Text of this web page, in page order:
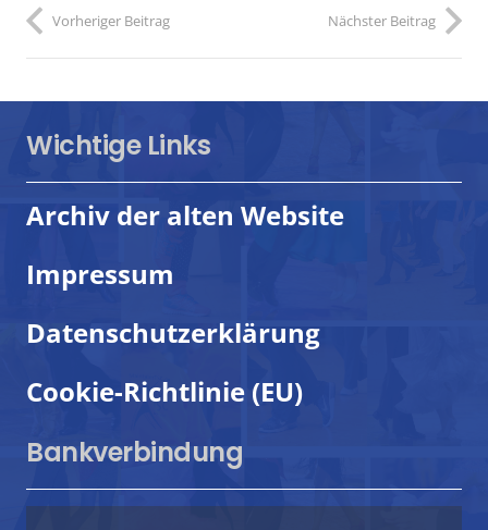
Vorheriger Beitrag Nächster Beitrag
Wichtige Links
Archiv der alten Website
Impressum
Datenschutzerklärung
Cookie-Richtlinie (EU)
Bankverbindung